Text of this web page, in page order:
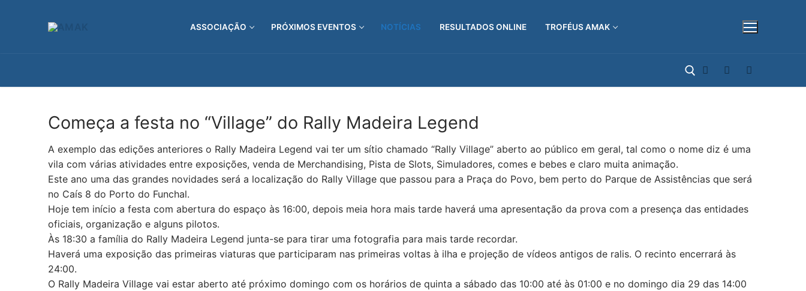
ASSOCIAÇÃO PRÓXIMOS EVENTOS NOTÍCIAS RESULTADOS ONLINE TROFÉUS AMAK
Começa a festa no “Village” do Rally Madeira Legend
A exemplo das edições anteriores o Rally Madeira Legend vai ter um sítio chamado “Rally Village” aberto ao público em geral, tal como o nome diz é uma
vila com várias atividades entre exposições, venda de Merchandising, Pista de Slots, Simuladores, comes e bebes e claro muita animação.
Este ano uma das grandes novidades será a localização do Rally Village que passou para a Praça do Povo, bem perto do Parque de Assistências que será
no Caís 8 do Porto do Funchal.
Hoje tem início a festa com abertura do espaço às 16:00, depois meia hora mais tarde haverá uma apresentação da prova com a presença das entidades
oficiais, organização e alguns pilotos.
Às 18:30 a família do Rally Madeira Legend junta-se para tirar uma fotografia para mais tarde recordar.
Haverá uma exposição das primeiras viaturas que participaram nas primeiras voltas à ilha e projeção de vídeos antigos de ralis. O recinto encerrará às
24:00.
O Rally Madeira Village vai estar aberto até próximo domingo com os horários de quinta a sábado das 10:00 até às 01:00 e no domingo dia 29 das 14:00